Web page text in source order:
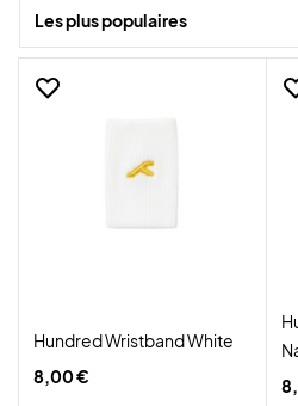
Trouvez vos nouveaux favoris ici au
Les plus populaires
Hundred Wristband White
8,00 €